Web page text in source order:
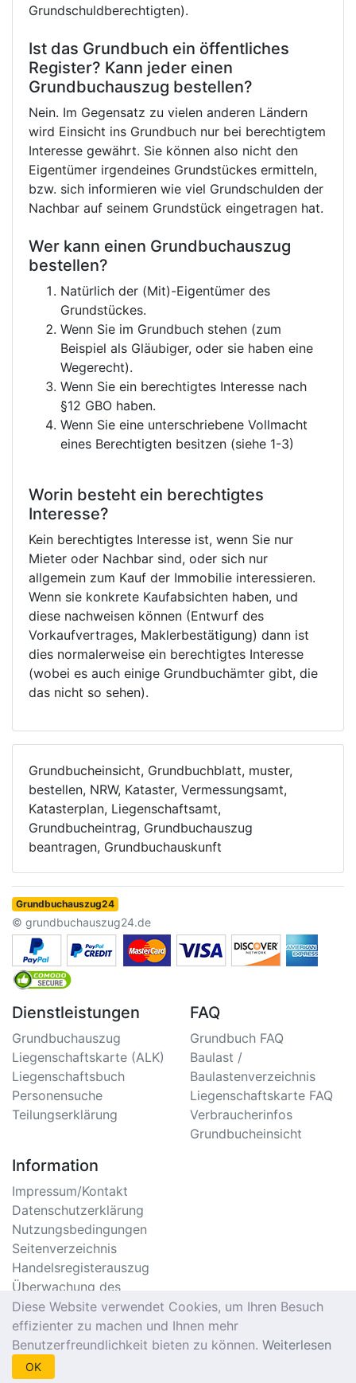
Grundschuldberechtigten).
Ist das Grundbuch ein öffentliches
Register? Kann jeder einen
Grundbuchauszug bestellen?
Nein. Im Gegensatz zu vielen anderen Ländern
wird Einsicht ins Grundbuch nur bei berechtigtem
Interesse gewährt. Sie können also nicht den
Eigentümer irgendeines Grundstückes ermitteln,
bzw. sich informieren wie viel Grundschulden der
Nachbar auf seinem Grundstück eingetragen hat.
Wer kann einen Grundbuchauszug
bestellen?
Natürlich der (Mit)-Eigentümer des
Grundstückes.
Wenn Sie im Grundbuch stehen (zum
Beispiel als Gläubiger, oder sie haben eine
Wegerecht).
Wenn Sie ein berechtigtes Interesse nach
§12 GBO haben.
Wenn Sie eine unterschriebene Vollmacht
eines Berechtigten besitzen (siehe 1-3)
Worin besteht ein berechtigtes
Interesse?
Kein berechtigtes Interesse ist, wenn Sie nur
Mieter oder Nachbar sind, oder sich nur
allgemein zum Kauf der Immobilie interessieren.
Wenn sie konkrete Kaufabsichten haben, und
diese nachweisen können (Entwurf des
Vorkaufvertrages, Maklerbestätigung) dann ist
dies normalerweise ein berechtigtes Interesse
(wobei es auch einige Grundbuchämter gibt, die
das nicht so sehen).
Grundbucheinsicht, Grundbuchblatt, muster,
bestellen, NRW, Kataster, Vermessungsamt,
Katasterplan, Liegenschaftsamt,
Grundbucheintrag, Grundbuchauszug
beantragen, Grundbuchauskunft
Grundbuchauszug24
© grundbuchauszug24.de
Dienstleistungen
Grundbuchauszug
Liegenschaftskarte (ALK)
Liegenschaftsbuch
Personensuche
Teilungserklärung
FAQ
Grundbuch FAQ
Baulast /
Baulastenverzeichnis
Liegenschaftskarte FAQ
Verbraucherinfos
Grundbucheinsicht
Information
Impressum/Kontakt
Datenschutzerklärung
Nutzungsbedingungen
Seitenverzeichnis
Handelsregisterauszug
Überwachung des
Handelsregister
Meldebescheinigung
Online
Einwohnermeldeamt
Diese Website verwendet Cookies, um Ihren Besuch
effizienter zu machen und Ihnen mehr
Benutzerfreundlichkeit bieten zu können. Weiterlesen
OK